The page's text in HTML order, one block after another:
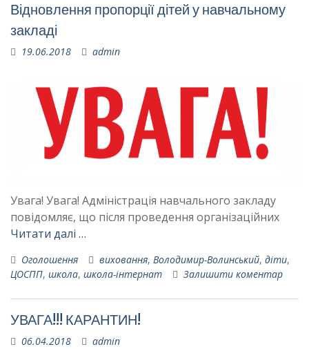
Відновлення пропорції дітей у навчальному
закладі
19.06.2018 admin
Увага! Увага! Адміністрація навчального закладу
повідомляє, що після проведення організаційних
Читати далі …
Оголошення виховання, Володимир-Волинський, діти,
ЦОСПП, школа, школа-інтернат Залишити коментар
УВАГА!!! КАРАНТИН!
06.04.2018 admin